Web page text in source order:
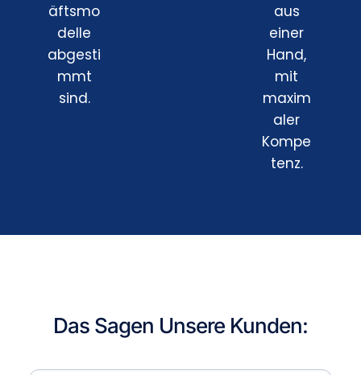
äftsmo
delle
abgesti
mmt
sind.
aus
einer
Hand,
mit
maxim
aler
Kompe
tenz.
Das Sagen Unsere Kunden: